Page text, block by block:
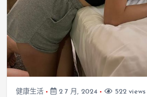
健康生活 2 7 月, 2024 522 views